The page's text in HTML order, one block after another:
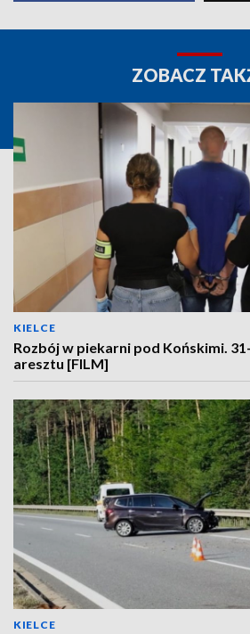
ZOBACZ
KIELCE
Rozbój w piekarni pod Końskimi.
aresztu [FILM]
KIELCE